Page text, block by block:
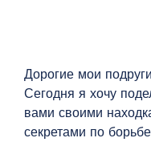
Дорогие мои
Сегодня я хочу
вами своими
секретами по